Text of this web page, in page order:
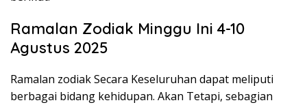
Ramalan Zodiak Minggu Ini 4-10
Agustus 2025
Ramalan zodiak Secara Keseluruhan dapat meliputi
berbagai bidang kehidupan. Akan Tetapi, sebagian